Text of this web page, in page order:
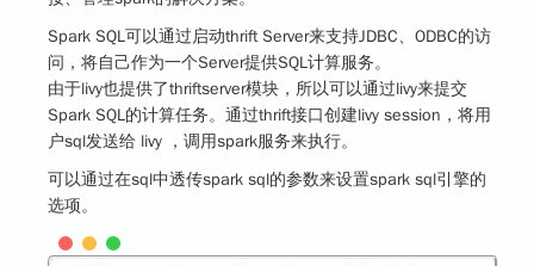
Spark SQL可以通过启动thrift Server来支持JDBC、ODBC的访
问，将自己作为一个Server提供SQL计算服务。
由于livy也提供了thriftserver模块，所以可以通过livy来提交
Spark SQL的计算任务。通过thrift接口创建livy session，将用
户sql发送给 livy ，调用spark服务来执行。
可以通过在sql中透传spark sql的参数来设置spark sql引擎的
选项。